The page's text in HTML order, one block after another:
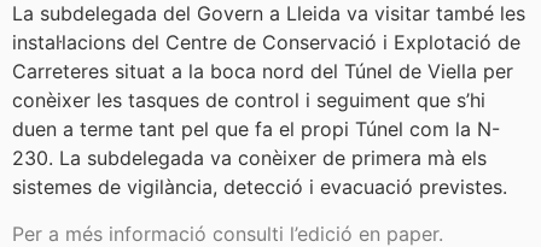
La subdelegada del Govern a Lleida va visitar també les
instal·lacions del Centre de Conservació i Explotació de
Carreteres situat a la boca nord del Túnel de Viella per
conèixer les tasques de control i seguiment que s’hi
duen a terme tant pel que fa el propi Túnel com la N-
230. La subdelegada va conèixer de primera mà els
sistemes de vigilància, detecció i evacuació previstes.
Per a més informació consulti l’edició en paper.